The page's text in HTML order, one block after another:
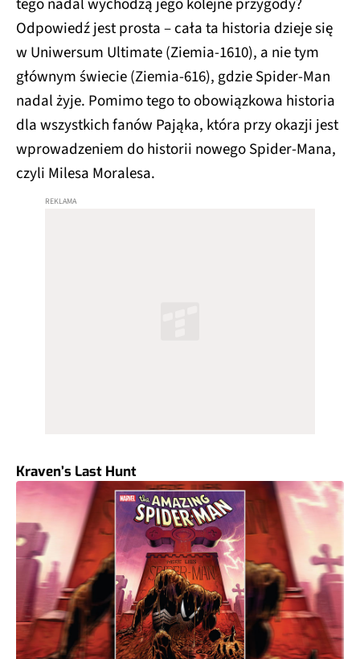
Odpowiedź jest prosta – cała ta historia dzieje się
w Uniwersum Ultimate (Ziemia-1610), a nie tym
głównym świecie (Ziemia-616), gdzie Spider-Man
nadal żyje. Pomimo tego to obowiązkowa historia
dla wszystkich fanów Pająka, która przy okazji jest
wprowadzeniem do historii nowego Spider-Mana,
czyli Milesa Moralesa.
Kraven’s Last Hunt